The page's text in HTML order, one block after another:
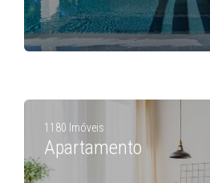
1180 Imóveis
Apartamento